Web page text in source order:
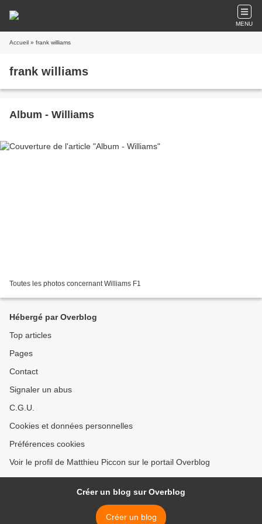
MENU
Accueil » frank williams
frank williams
Album - Williams
Toutes les photos concernant Williams F1
Hébergé par Overblog
Top articles
Pages
Contact
Signaler un abus
C.G.U.
Cookies et données personnelles
Préférences cookies
Voir le profil de Matthieu Piccon sur le portail Overblog
Créer un blog sur Overblog
Créer un blog